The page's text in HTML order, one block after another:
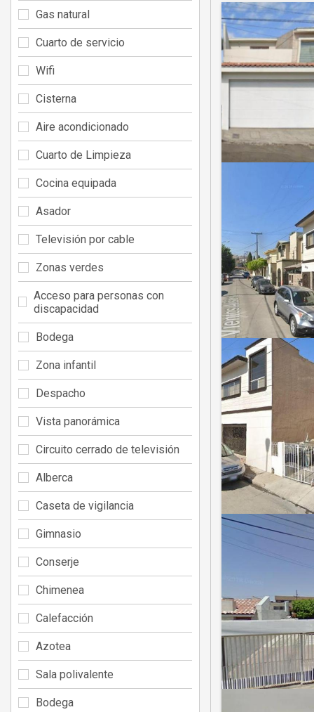
Gas natural
Cuarto de servicio
Wifi
Cisterna
Aire acondicionado
Cuarto de Limpieza
Cocina equipada
Asador
Televisión por cable
Zonas verdes
Acceso para personas con
discapacidad
Bodega
Zona infantil
Despacho
Vista panorámica
Circuito cerrado de televisión
Alberca
Caseta de vigilancia
Gimnasio
Conserje
Chimenea
Calefacción
Azotea
Sala polivalente
Bodega